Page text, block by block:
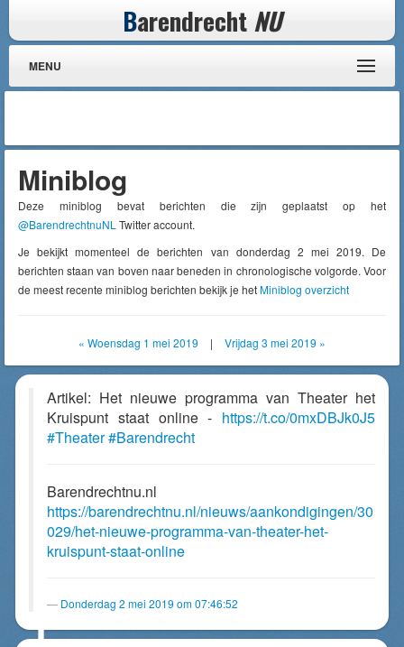
Barendrecht NU
MENU
Miniblog
Deze miniblog bevat berichten die zijn geplaatst op het
@BarendrechtnuNL Twitter account.
Je bekijkt momenteel de berichten van donderdag 2 mei 2019. De
berichten staan van boven naar beneden in chronologische volgorde. Voor
de meest recente miniblog berichten bekijk je hetMiniblog overzicht
« Woensdag 1 mei 2019 | Vrijdag 3 mei 2019 »
Artikel: Het nieuwe programma van Theater het
Kruispunt staat online - https://t.co/0mxDBJk0J5
#Theater#Barendrecht
Barendrechtnu.nl
https://barendrechtnu.nl/nieuws/aankondigingen/30
029/het-nieuwe-programma-van-theater-het-
kruispunt-staat-online
Donderdag 2 mei 2019 om 07:46:52